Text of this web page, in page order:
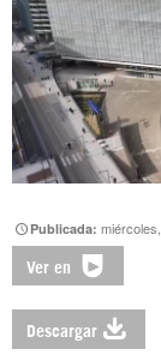
Publicada:
Ver en
Descargar